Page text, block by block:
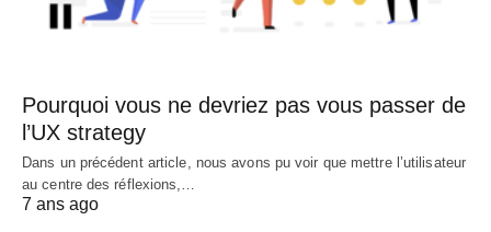
Pourquoi vous ne devriez pas vous passer de
l’UX strategy
Dans un précédent article, nous avons pu voir que mettre l’utilisateur
au centre des réflexions,…
7 ans ago